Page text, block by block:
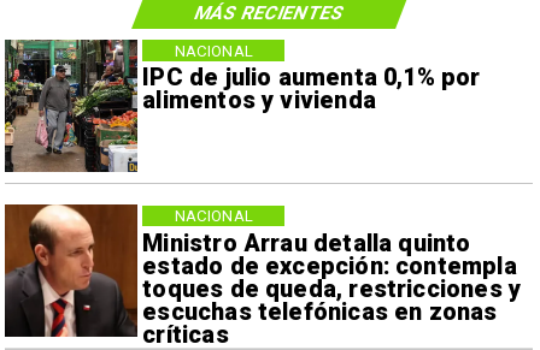
IPC de julio aumenta 0,1% por
alimentos y vivienda
NACIONAL
Ministro Arrau detalla quinto
estado de excepción: contempla
toques de queda, restricciones y
escuchas telefónicas en zonas
críticas
NACIONAL
MÁS RECIENTES